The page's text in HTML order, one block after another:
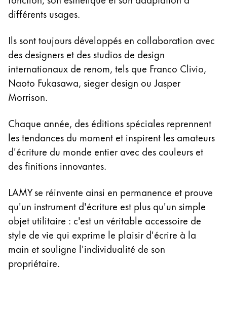
différents usages.
Ils sont toujours développés en collaboration avec
des designers et des studios de design
internationaux de renom, tels que Franco Clivio,
Naoto Fukasawa, sieger design ou Jasper
Morrison.
Chaque année, des éditions spéciales reprennent
les tendances du moment et inspirent les amateurs
d'écriture du monde entier avec des couleurs et
des finitions innovantes.
LAMY se réinvente ainsi en permanence et prouve
qu'un instrument d'écriture est plus qu'un simple
objet utilitaire : c'est un véritable accessoire de
style de vie qui exprime le plaisir d'écrire à la
main et souligne l'individualité de son
propriétaire.